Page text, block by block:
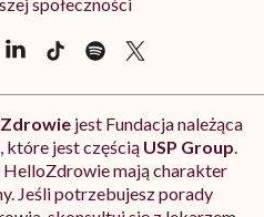
jest Fundacja należąca
, które jest częścią USP Group.
mają charakter
Jeśli potrzebujesz porady